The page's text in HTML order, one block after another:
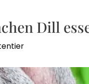
Dill